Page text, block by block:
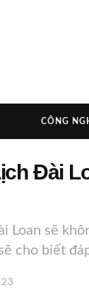
CÔNG
Đài
Loan sẽ
cho biết